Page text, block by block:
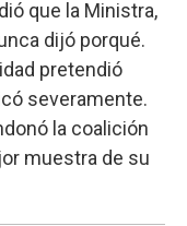
que la Ministra,
dijó porqué.
pretendió
severamente.
la coalición
muestra de su